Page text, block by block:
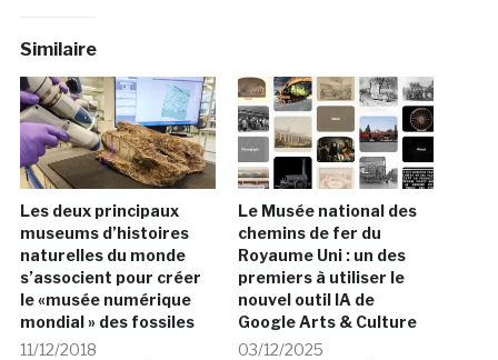
Similaire
Les deux principaux
museums d’histoires
naturelles du monde
s’associent pour créer
le «musée numérique
mondial » des fossiles
11/12/2018
Le Musée national des
chemins de fer du
Royaume Uni : un des
premiers à utiliser le
nouvel outil IA de
Google Arts & Culture
03/12/2025